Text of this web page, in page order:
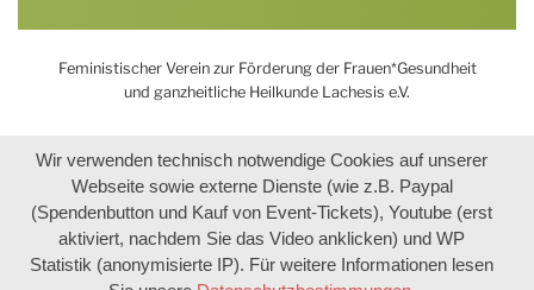
Feministischer Verein zur Förderung der Frauen*Gesundheit
und ganzheitliche Heilkunde Lachesis e.V.
Wir verwenden technisch notwendige Cookies auf unserer
Webseite sowie externe Dienste (wie z.B. Paypal
(Spendenbutton und Kauf von Event-Tickets), Youtube (erst
aktiviert, nachdem Sie das Video anklicken) und WP
Statistik (anonymisierte IP). Für weitere Informationen lesen